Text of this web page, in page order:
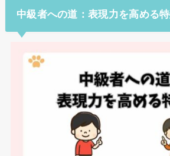
中級者への道：表現力を高める